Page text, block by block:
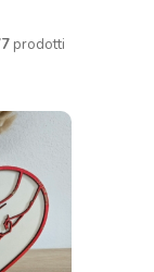
prodotti